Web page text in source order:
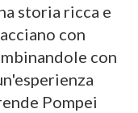
storia ricca e
con
con
Pompei